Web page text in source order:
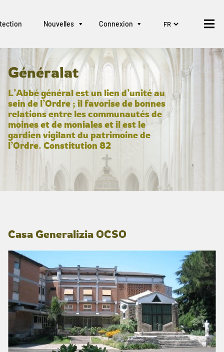
Nouvelles Connexion
Généralat
L’Abbé général est un lien d’unité au
sein de l’Ordre ; il favorise de bonnes
relations entre les communautés de
moines et de moniales et il est le
gardien vigilant du patrimoine de
l’Ordre. Constitution 82
Casa Generalizia OCSO